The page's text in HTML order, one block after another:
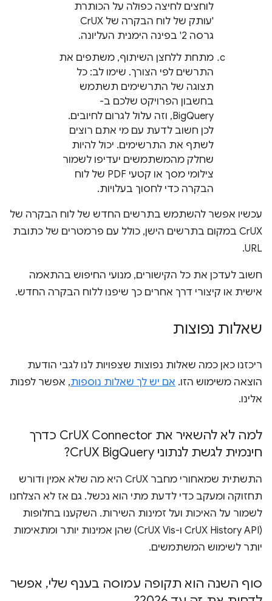
לוחצים לחיצה כפולה על הכותרת
'עותק של לוח הבקרה של CrUX
גרסה 2' בפינה הימנית העליונה.
מתחת ללחצן השיתוף, משתפים את
התרשים לפי הצורך. שימו לב: כל
תצוגה של התרשימים תשתמש
בחשבון הפרויקט שלכם ב-
BigQuery, וזה עלול לגרום לחיובים.
לכן חשוב לדעת עם מי אתם רוצים
לשתף את התרשימים. יכול להיות
שחלק מהמשתמשים יעדיפו לשמור
צילומי מסך או קטעי PDF של לוח
הבקרה כדי לחסוך בעלויות.
עכשיו אפשר להשתמש בתרשים החדש של לוח הבקרה של
CrUX במקום בתרשים הישן, כולל עם פרמטרים של כתובת
URL.
חשוב לעדכן את כל הקישורים, מנועי החיפוש בהתאמה
אישית או קיצורי דרך אחרים כך שיפנו ללוח הבקרה החדש.
שאלות נפוצות
ריכזנו כאן כמה שאלות נפוצות שצפויות לנו לגבי הודעת
הוצאה משימוש הזו. אם יש לך שאלות נוספות, אפשר לפנות
אלינו.
למה לא להשאיר את Cr
UX Connector כדרך
חינמית לגשת לנתוני Cr
UX BigQuery?
התשתית שמאחורי מחבר CrUX היא מה שלא אמין ודורש
תחזוקה ומעקב כדי לדעת מתי הוא נכשל. גם אז לא הצלחנו
לשמור על האיכות ועל זמינות השירות. השקענו בחלופות
(CrUX History API ו-CrUX Vis) שהן אמינות יותר ומתאימות
יותר לשימוש המשתמשים.
סוף השנה הוא תקופה עמוסה בענף שלי, אפשר